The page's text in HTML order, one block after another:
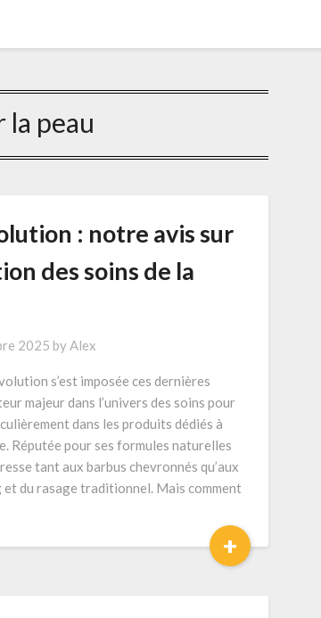
la peau
: notre avis sur
des soins de la
2025 byAlex
s’est imposée ces dernières
majeur dans l’univers des soins pour
dans les produits dédiés à
Réputée pour ses formules naturelles
tant aux barbus chevronnés qu’aux
du rasage traditionnel. Mais comment
+